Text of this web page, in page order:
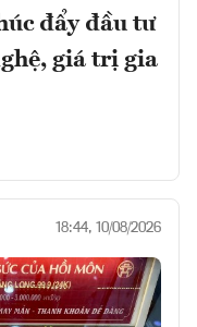
đẩy đầu tư
giá trị gia
18:44, 10/08/2026